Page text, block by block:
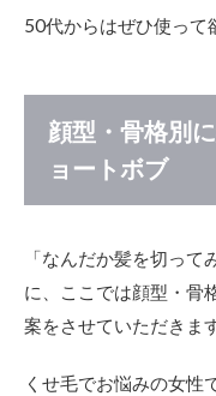
50代からはぜひ使って
顔型・骨格別
ョートボブ
「なんだか髪を切っ
に、ここでは顔型・骨
案をさせていただきます
くせ毛でお悩みの女性